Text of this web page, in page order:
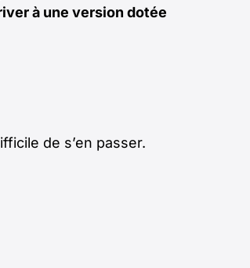
à une version dotée
de s’en passer.